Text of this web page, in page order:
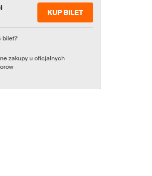
KUP BILET
bilet?
zakupy u oficjalnych